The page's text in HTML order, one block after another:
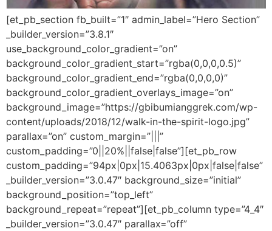
[et_pb_section fb_built=”1″ admin_label=”Hero Section”
_builder_version=”3.8.1″
use_background_color_gradient=”on”
background_color_gradient_start=”rgba(0,0,0,0.5)”
background_color_gradient_end=”rgba(0,0,0,0)”
background_color_gradient_overlays_image=”on”
background_image=”https://gbibumianggrek.com/wp-
content/uploads/2018/12/walk-in-the-spirit-logo.jpg”
parallax=”on” custom_margin=”|||”
custom_padding=”0||20%||false|false”][et_pb_row
custom_padding=”94px|0px|15.4063px|0px|false|false”
_builder_version=”3.0.47″ background_size=”initial”
background_position=”top_left”
background_repeat=”repeat”][et_pb_column type=”4_4″
_builder_version=”3.0.47″ parallax=”off”